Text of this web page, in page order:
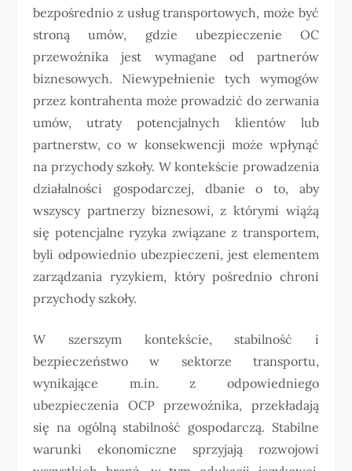
bezpośrednio z usług transportowych, może być
stroną umów, gdzie ubezpieczenie OC
przewoźnika jest wymagane od partnerów
biznesowych. Niewypełnienie tych wymogów
przez kontrahenta może prowadzić do zerwania
umów, utraty potencjalnych klientów lub
partnerstw, co w konsekwencji może wpłynąć
na przychody szkoły. W kontekście prowadzenia
działalności gospodarczej, dbanie o to, aby
wszyscy partnerzy biznesowi, z którymi wiążą
się potencjalne ryzyka związane z transportem,
byli odpowiednio ubezpieczeni, jest elementem
zarządzania ryzykiem, który pośrednio chroni
przychody szkoły.
W szerszym kontekście, stabilność i
bezpieczeństwo w sektorze transportu,
wynikające m.in. z odpowiedniego
ubezpieczenia OCP przewoźnika, przekładają
się na ogólną stabilność gospodarczą. Stabilne
warunki ekonomiczne sprzyjają rozwojowi